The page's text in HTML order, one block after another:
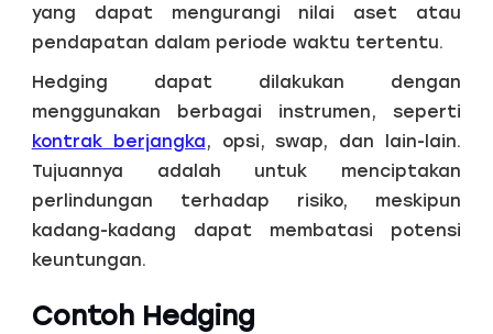
yang dapat mengurangi nilai aset atau
pendapatan dalam periode waktu tertentu.
Hedging dapat dilakukan dengan
menggunakan berbagai instrumen, seperti
kontrak berjangka, opsi, swap, dan lain-lain.
Tujuannya adalah untuk menciptakan
perlindungan terhadap risiko, meskipun
kadang-kadang dapat membatasi potensi
keuntungan.
Contoh Hedging